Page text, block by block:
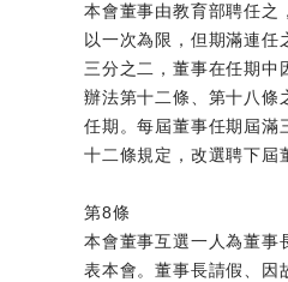
本會董事由教育部聘任之
以一次為限，但期滿連任
三分之二，董事在任期中
辦法第十二條、第十八條
任期。每屆董事任期屆滿
十二條規定，改選聘下屆
第8條
本會董事互選一人為董事
表本會。董事長請假、因